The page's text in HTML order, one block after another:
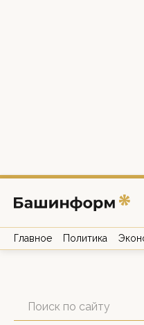
Главное Политика